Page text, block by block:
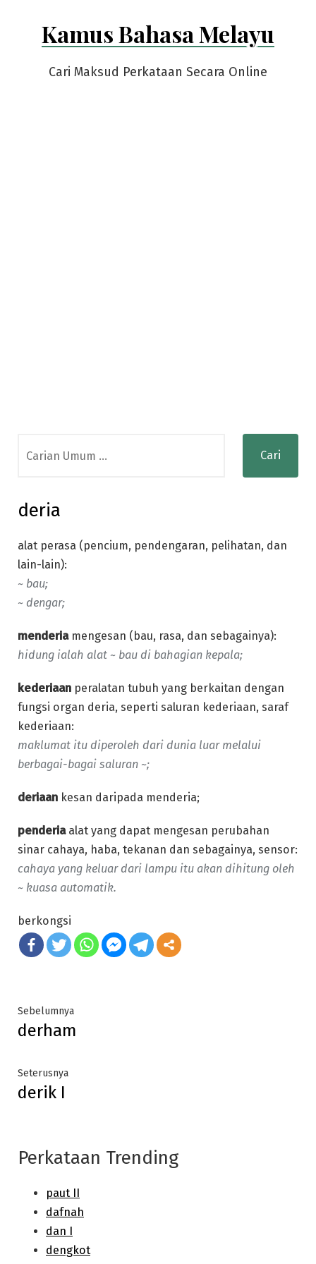
Kamus Bahasa Melayu
Cari Maksud Perkataan Secara Online
for:
deria
alat perasa (pencium, pendengaran, pelihatan, dan
lain-lain):
~ bau;
~ dengar;
menderiamengesan (bau, rasa, dan sebagainya):
hidung ialah alat ~ bau di bahagian kepala;
kederiaan peralatan tubuh yang berkaitan dengan
fungsi organ deria, seperti saluran kederiaan, saraf
kederiaan:
maklumat itu diperoleh dari dunia luar melalui
berbagai-bagai saluran ~;
deriaan kesan daripada menderia;
penderiaalat yang dapat mengesan perubahan
sinar cahaya, haba, tekanan dan sebagainya, sensor:
cahaya yang keluar dari lampu itu akan dihitung oleh
~ kuasa automatik.
berkongsi
Post
navigation
SebelumnyaPrevious
post:
derham
SeterusnyaNext
derik I
Perkataan Trending